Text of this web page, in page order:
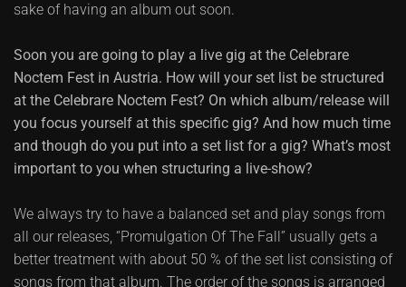
sake of having an album out soon.
Soon you are going to play a live gig at the Celebrare
Noctem Fest in Austria. How will your set list be structured
at the Celebrare Noctem Fest? On which album/release will
you focus yourself at this specific gig? And how much time
and though do you put into a set list for a gig? What’s most
important to you when structuring a live-show?
We always try to have a balanced set and play songs from
all our releases, “Promulgation Of The Fall” usually gets a
better treatment with about 50 % of the set list consisting of
songs from that album. The order of the songs is arranged